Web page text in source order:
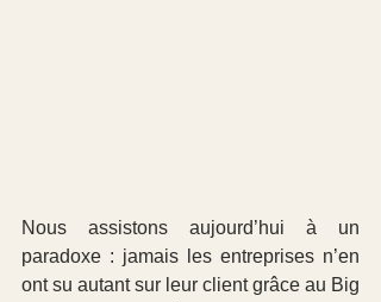
Nous assistons aujourd’hui à un
paradoxe : jamais les entreprises n’en
ont su autant sur leur client grâce au Big